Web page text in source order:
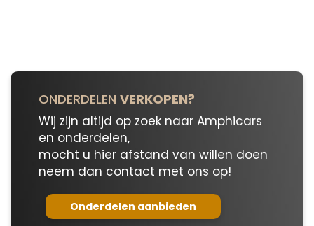
ONDERDELEN VERKOPEN?
Wij zijn altijd op zoek naar Amphicars
en onderdelen,
mocht u hier afstand van willen doen
neem dan contact met ons op!
Onderdelen aanbieden